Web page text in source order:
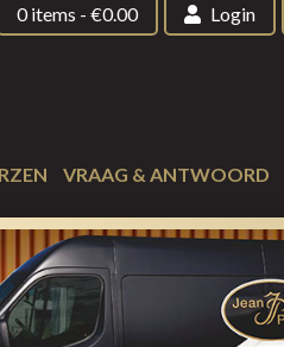
0 items -€0.00 Login
VRAAG & ANTWOORD